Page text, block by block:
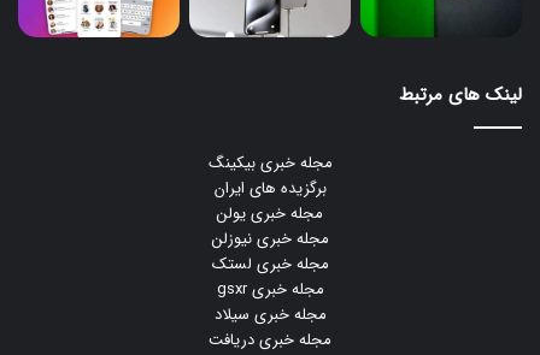
لینک های مرتبط
مجله خبری بیکینگ
برگزیده های ایران
مجله خبری یولن
مجله خبری نیوزلن
مجله خبری لستک
مجله خبری gsxr
مجله خبری سیلاد
مجله خبری دریافت